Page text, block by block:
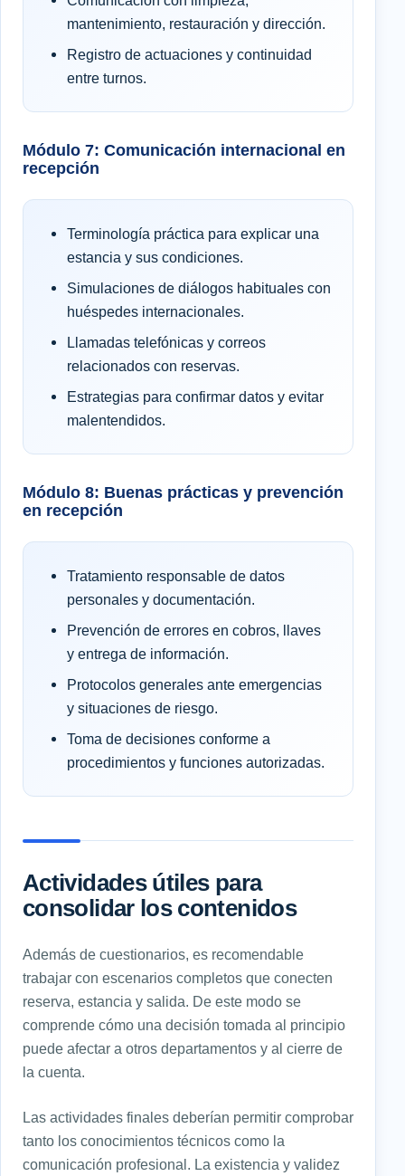
mantenimiento, restauración y dirección.
Registro de actuaciones y continuidad
entre turnos.
Módulo 7: Comunicación internacional en
recepción
Terminología práctica para explicar una
estancia y sus condiciones.
Simulaciones de diálogos habituales con
huéspedes internacionales.
Llamadas telefónicas y correos
relacionados con reservas.
Estrategias para confirmar datos y evitar
malentendidos.
Módulo 8: Buenas prácticas y prevención
en recepción
Tratamiento responsable de datos
personales y documentación.
Prevención de errores en cobros, llaves
y entrega de información.
Protocolos generales ante emergencias
y situaciones de riesgo.
Toma de decisiones conforme a
procedimientos y funciones autorizadas.
Actividades útiles para
consolidar los contenidos
Además de cuestionarios, es recomendable
trabajar con escenarios completos que conecten
reserva, estancia y salida. De este modo se
comprende cómo una decisión tomada al principio
puede afectar a otros departamentos y al cierre de
la cuenta.
Las actividades finales deberían permitir comprobar
tanto los conocimientos técnicos como la
comunicación profesional. La existencia y validez